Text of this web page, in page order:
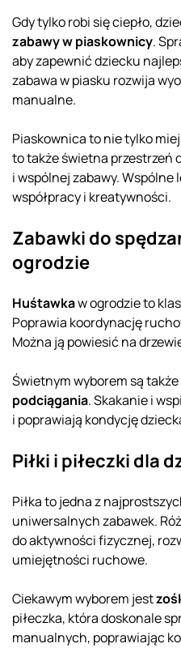
Gdy tylko robi się ciepło,
zabawy w piaskownicy.
aby zapewnić dziecku
zabawa w piasku rozwija
manualne.
Piaskownica to nie tylko
to także świetna przestrzeń
i wspólnej zabawy. Wspólne
współpracy i kreatywności.
Zabawki do
ogrodzie
Huśtawkaw ogrodzie to
Poprawia koordynację
Można ją powiesić na
Świetnym wyborem są także
podciągania. Skakanie i
i poprawiają kondycję
Piłki i piłeczki dla
Piłka to jedna z
uniwersalnych zabawek.
do aktywności fizycznej,
umiejętności ruchowe.
Ciekawym wyborem jest
piłeczka, która doskonale
manualnych, poprawiając